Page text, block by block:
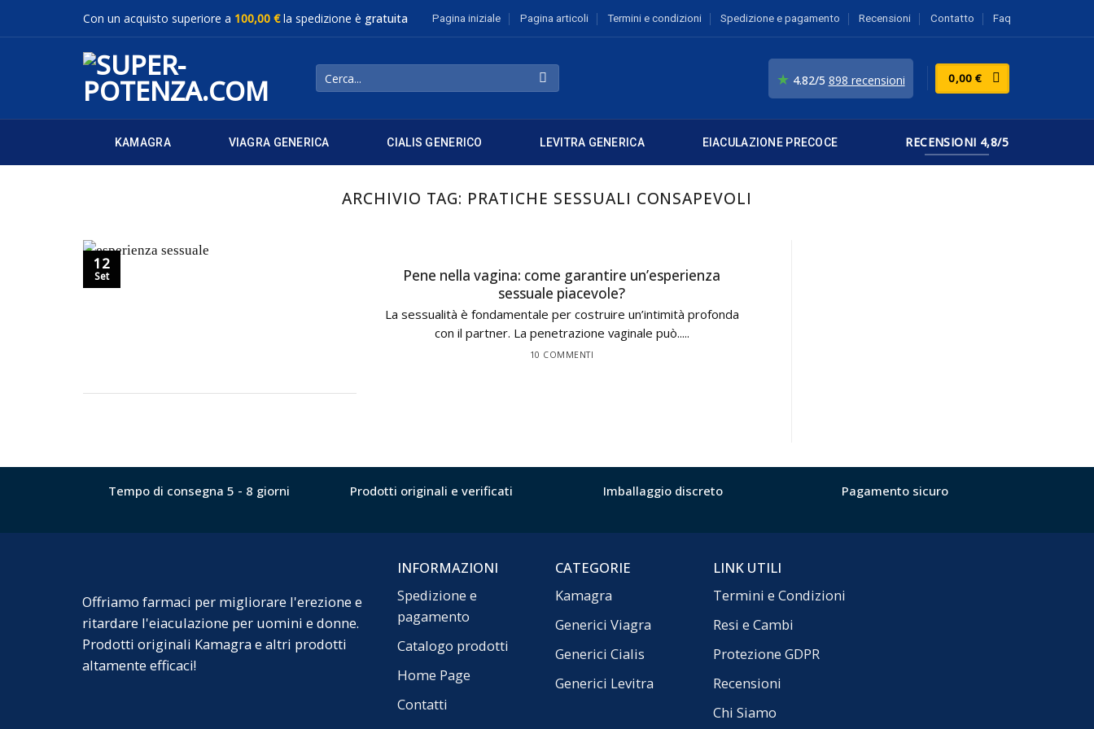
Con un acquisto superiore a 100,00 €la spedizione è gratuita Pagina iniziale Pagina articoli Termini e condizioni Spedizione e pagamento Recensioni Contatto Faq
Cerca: ★ 4.82/5 898 recensioni 0,00€
KAMAGRA VIAGRA GENERICA CIALIS GENERICO LEVITRA GENERICA EIACULAZIONE PRECOCE RECENSIONI 4,8/5
ARCHIVIO TAG: PRATICHE SESSUALI CONSAPEVOLI
Pene nella vagina: come garantire un’esperienza
sessuale piacevole?
La sessualità è fondamentale per costruire un’intimità profonda
con il partner. La penetrazione vaginale può.....
10 COMMENTI
12
Set
Tempo di consegna 5 - 8 giorni Prodotti originali e verificati Imballaggio discreto Pagamento sicuro
Offriamo farmaci per migliorare l'erezione e
ritardare l'eiaculazione per uomini e donne.
Prodotti originali Kamagra e altri prodotti
altamente efficaci!
INFORMAZIONI
Spedizione e
pagamento
Catalogo prodotti
Home Page
Contatti
CATEGORIE
Kamagra
Generici Viagra
Generici Cialis
Generici Levitra
LINK UTILI
Termini e Condizioni
Resi e Cambi
Protezione GDPR
Recensioni
Chi Siamo